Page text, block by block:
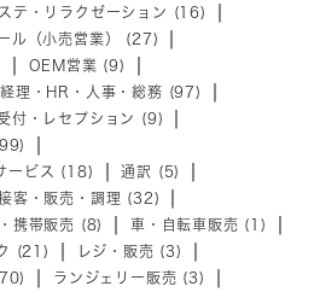
テ・リラクゼーション (16)
ル（小売営業） (27)
OEM営業 (9)
経理・HR・人事・総務 (97)
付・レセプション (9)
ービス (18)
通訳 (5)
客・販売・調理 (32)
携帯販売 (8)
車・自転車販売 (1)
(21)
レジ・販売 (3)
ランジェリー販売 (3)